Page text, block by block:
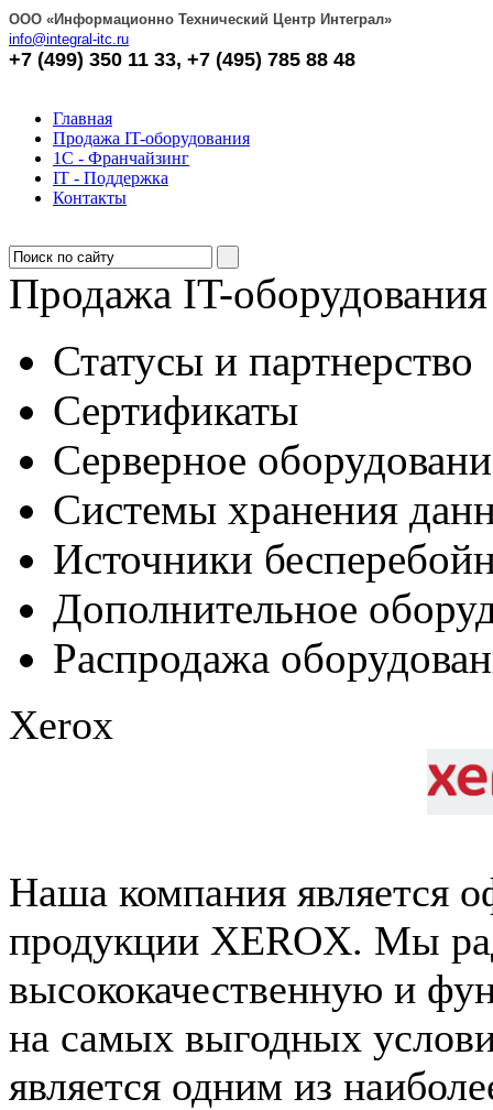
OOO «Информационно Технический Центр Интеграл»
info@integral-itc.ru
+7 (499) 350 11 33, +7 (495) 785 88 48
Главная
Продажа IT-оборудования
1С - Франчайзинг
IT - Поддержка
Контакты
Продажа IT-оборудования
Статусы и партнерство
Сертификаты
Серверное
Системы хранения
Источники
Дополнительное
Распродажа
Xerox
Наша компания является
продукции XEROX. Мы
высококачественную и
на самых выгодных
является одним из